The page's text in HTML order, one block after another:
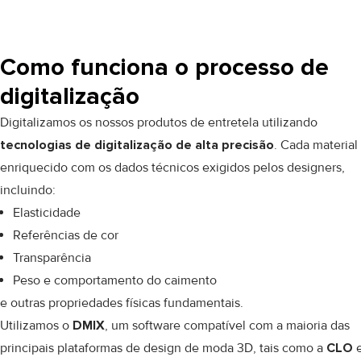
Como funciona o processo de
digitalização
Digitalizamos os nossos produtos de entretela utilizando
tecnologias de digitalização de alta precisão. Cada material
enriquecido com os dados técnicos exigidos pelos designers,
incluindo:
Elasticidade
Referências de cor
Transparência
Peso e comportamento do caimento
e outras propriedades físicas fundamentais.
Utilizamos o DMIX, um software compatível com a maioria das
principais plataformas de design de moda 3D, tais como a CLO